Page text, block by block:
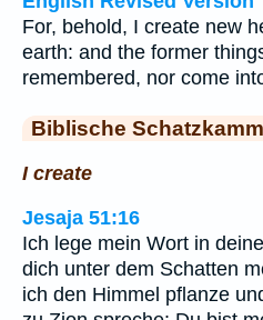
For, behold, I create new
earth: and the former
remembered, nor come
Biblische
I create
Jesaja 51:16
Ich lege mein Wort in
dich unter dem Schatten
ich den Himmel pflanze